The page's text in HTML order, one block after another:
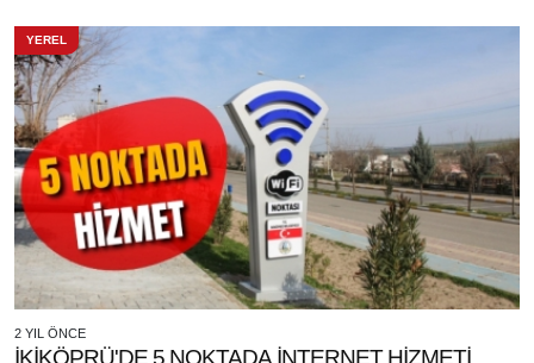
YEREL
2 YIL ÖNCE